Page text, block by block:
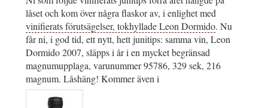
låset och kom över några flaskor av, i enlighet med
vinifierats förutsägelser, tokhyllade Leon Dormido. Nu
får ni, i god tid, ett nytt, hett junitips: samma vin, Leon
Dormido 2007, släpps i år i en mycket begränsad
magnumupplaga, varunummer 95786, 329 sek, 216
magnum. Låshäng! Kommer även i